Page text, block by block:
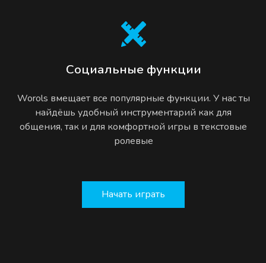
Социальные функции
Worols вмещает все популярные функции. У нас ты
найдёшь удобный инструментарий как для
общения, так и для комфортной игры в текстовые
ролевые
Начать играть